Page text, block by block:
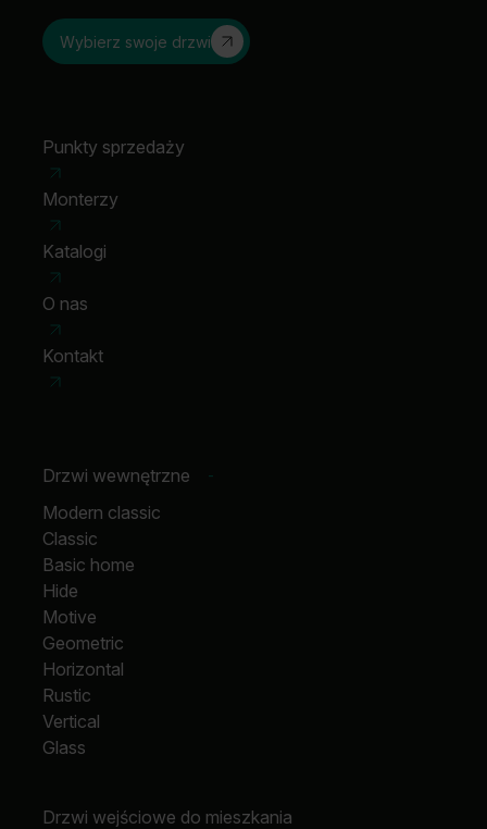
Wybierz swoje drzwi
Punkty sprzedaży
Monterzy
Katalogi
O nas
Kontakt
Drzwi wewnętrzne -
Modern classic
Classic
Basic home
Hide
Motive
Geometric
Horizontal
Rustic
Vertical
Glass
Drzwi wejściowe do mieszkania